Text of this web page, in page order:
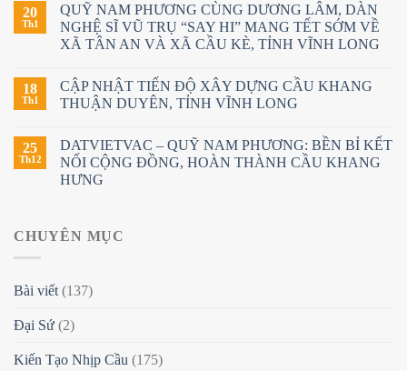
20
Th1
QUỸ NAM PHƯƠNG CÙNG DƯƠNG LÂM, DÀN
NGHỆ SĨ VŨ TRỤ “SAY HI” MANG TẾT SỚM VỀ
XÃ TÂN AN VÀ XÃ CẦU KÈ, TỈNH VĨNH LONG
18
Th1
CẬP NHẬT TIẾN ĐỘ XÂY DỰNG CẦU KHANG
THUẬN DUYÊN, TỈNH VĨNH LONG
25
Th12
DATVIETVAC – QUỸ NAM PHƯƠNG: BỀN BỈ KẾT
NỐI CỘNG ĐỒNG, HOÀN THÀNH CẦU KHANG
HƯNG
CHUYÊN MỤC
Bài viết (137)
Đại Sứ (2)
Kiến Tạo Nhịp Cầu (175)